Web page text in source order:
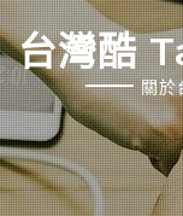
台灣酷
關於